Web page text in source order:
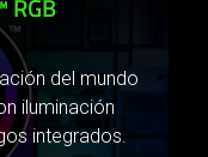
RGB
del mundo
iluminación
integrados.